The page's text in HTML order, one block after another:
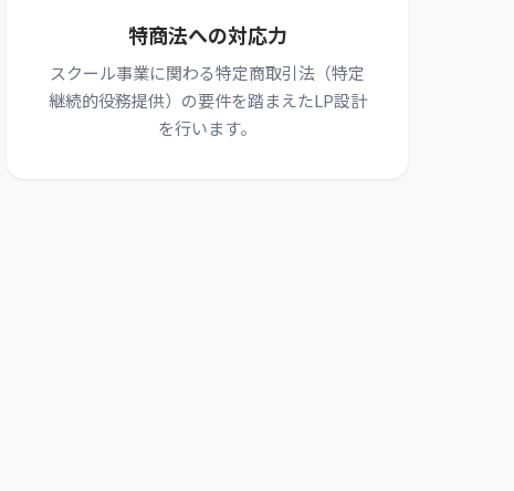
特商法への対応力
スクール事業に関わる特定商取引法（特定
継続的役務提供）の要件を踏まえたLP設計
を行います。